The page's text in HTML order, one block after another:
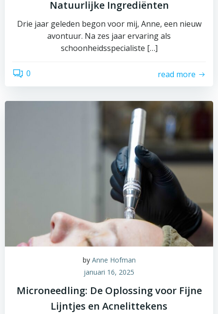
Natuurlijke Ingrediënten
Drie jaar geleden begon voor mij, Anne, een nieuw
avontuur. Na zes jaar ervaring als
schoonheidsspecialiste […]
0 read more
by Anne Hofman
januari 16, 2025
Microneedling: De Oplossing voor Fijne
Lijntjes en Acnelittekens